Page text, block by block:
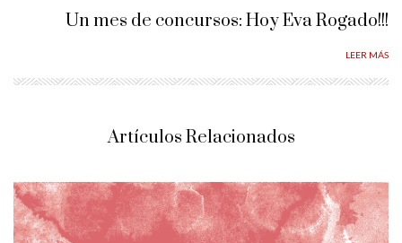
Un mes de concursos: Hoy Eva Rogado!!!
LEER MÁS
Artículos Relacionados